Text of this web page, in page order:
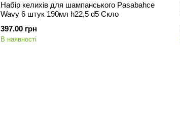
Набір келихів для шампанського Pasabahce
Wavy 6 штук 190мл h22,5 d5 Скло
397.00 грн
В наявності